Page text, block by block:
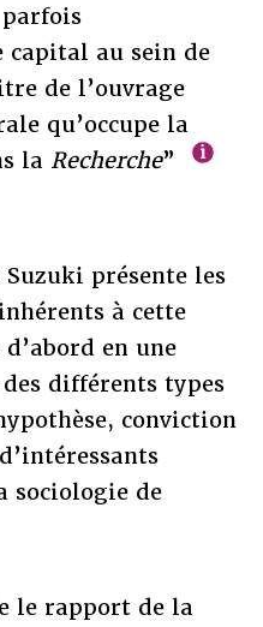
au sein de
de l’ouvrage
qu’occupe la
la Recherche”
présente les
à cette
en une
différents types
conviction
sociologie de
le rapport de la